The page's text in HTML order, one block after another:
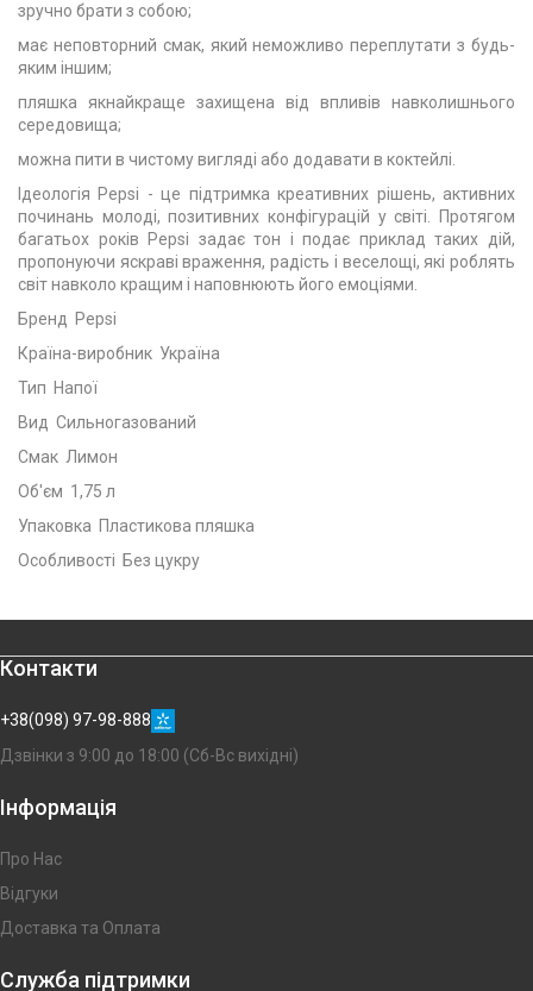
зручно брати з собою;
має неповторний смак, який неможливо переплутати з будь-
яким іншим;
пляшка якнайкраще захищена від впливів навколишнього
середовища;
можна пити в чистому вигляді або додавати в коктейлі.
Ідеологія Pepsi - це підтримка креативних рішень, активних
починань молоді, позитивних конфігурацій у світі. Протягом
багатьох років Pepsi задає тон і подає приклад таких дій,
пропонуючи яскраві враження, радість і веселощі, які роблять
світ навколо кращим і наповнюють його емоціями.
Бренд Pepsi
Країна-виробник Україна
Тип Напої
Вид Сильногазований
Смак Лимон
Об'єм 1,75 л
Упаковка Пластикова пляшка
Особливості Без цукру
Контакти
+38(098) 97-98-888
Дзвінки з 9:00 до 18:00 (Сб-Вс вихідні)
Інформація
Про Нас
Відгуки
Доставка та Оплата
Служба підтримки